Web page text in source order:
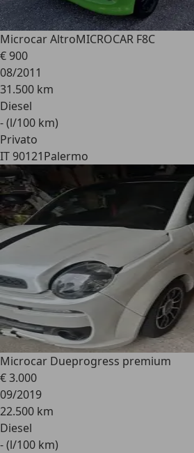
Microcar AltroMICROCAR F8C
€ 900
08/2011
31.500 km
Diesel
- (l/100 km)
Privato
IT 90121Palermo
Microcar Dueprogress premium
€ 3.000
09/2019
22.500 km
Diesel
- (l/100 km)